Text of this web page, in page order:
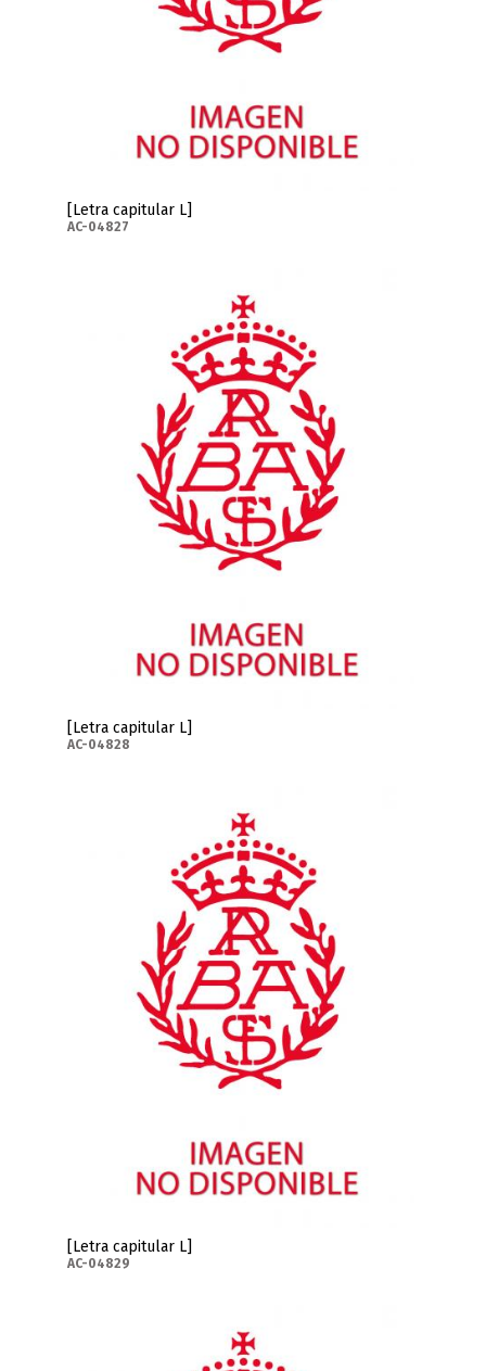
[Letra capitular L]
AC-04827
[Letra capitular L]
AC-04828
[Letra capitular L]
AC-04829